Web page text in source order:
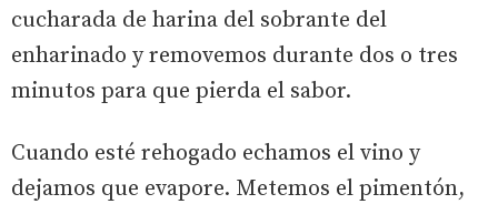
cucharada de harina del sobrante del
enharinado y removemos durante dos o tres
minutos para que pierda el sabor.
Cuando esté rehogado echamos el vino y
dejamos que evapore. Metemos el pimentón,